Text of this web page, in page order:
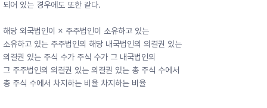
되어 있는 경우에도 또한 같다.
해당 외국법인이 × 주주법인이 소유하고 있는
소유하고 있는 주주법인의 해당 내국법인의 의결권 있는
의결권 있는 주식 수가 주식 수가 그 내국법인의
그 주주법인의 의결권 있는 의결권 있는 총 주식 수에서
총 주식 수에서 차지하는 비율 차지하는 비율